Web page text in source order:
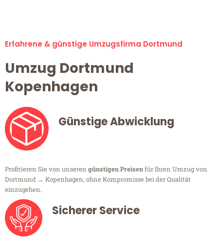
Erfahrene & günstige Umzugsfirma Dortmund
Umzug Dortmund
Kopenhagen
Günstige Abwicklung
Profitieren Sie von unseren günstigen Preisenfür Ihren Umzug von
Dortmund → Kopenhagen, ohne Kompromisse bei der Qualität
einzugehen.
Sicherer Service